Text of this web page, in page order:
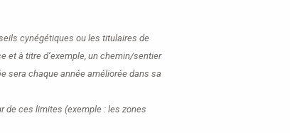
cynégétiques ou les titulaires de
et à titre d’exemple, un chemin/sentier
sera chaque année améliorée dans sa
de ces limites (exemple : les zones